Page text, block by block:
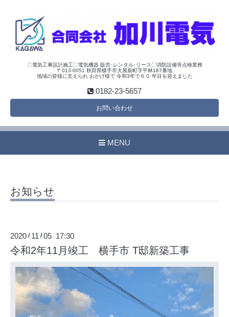
〇電気工事設計施工〇電気機器 販売･レンタル･リース〇消防設備等点検業務
〒013-0051 秋田県横手市大屋新町字平林187番地
地域の皆様に支えられ おかげ様で 令和3年で６０ 年目を迎えました
0182-23-5657
お問い合わせ
MENU
お知らせ
2020 / 11 /05 17:30
令和2年11月竣工 横手市 T邸新築工事